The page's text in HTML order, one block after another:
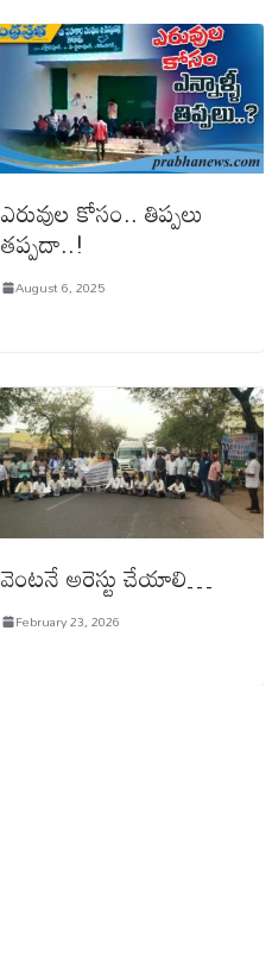
ఎరువుల కోసం.. తిప్ప‌లు
త‌ప్ప‌దా..!
August 6, 2025
వెంటనే అరెస్టు చేయాలి…
February 23, 2026